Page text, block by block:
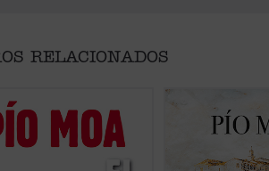
RELACIONADOS
la Guerra Civil española
amenaza fascista a la que
obligada a resistir la
Punto esencial
concepción de la
comienzo de la
llamarse la «Era